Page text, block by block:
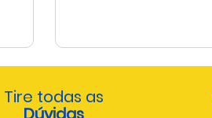
Tire todas as